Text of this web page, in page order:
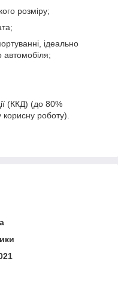
розміру;
ідеально
автомобіля;
(ККД) (до 80%
роботу).